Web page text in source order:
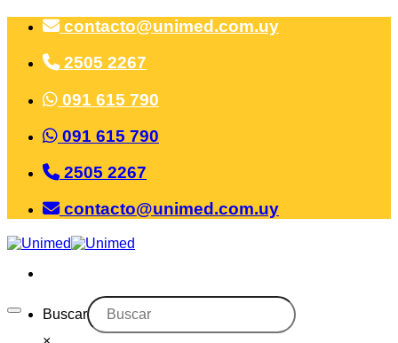
Saltar
contenido
contacto@unimed.com.uy
2505 2267
091 615 790
091 615 790
2505 2267
contacto@unimed.com.uy
Buscar